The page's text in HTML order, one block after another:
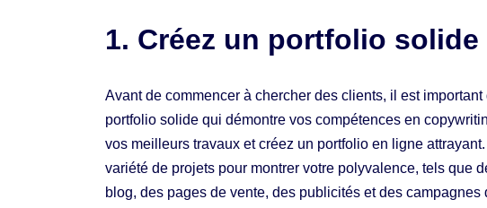
1. Créez un portfolio solide
Avant de commencer à chercher des clients, il est important
portfolio solide qui démontre vos compétences en
vos meilleurs travaux et créez un portfolio en ligne
variété de projets pour montrer votre polyvalence, tels que
blog, des pages de vente, des publicités et des campagnes